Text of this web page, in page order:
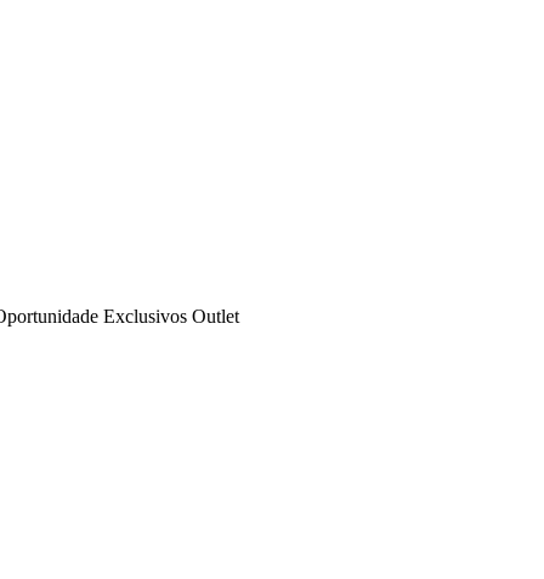
Exclusivos Outlet